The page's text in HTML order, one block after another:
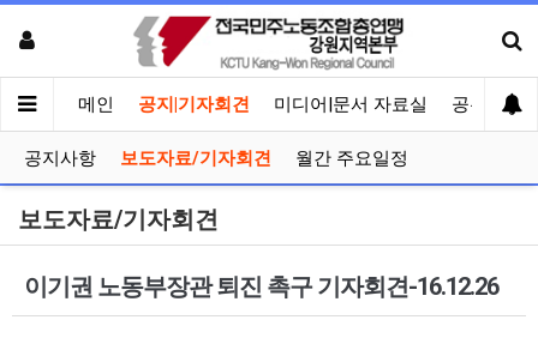
메인 공지|기자회견 미디어|문서 자료실 공유게시
공지사항 보도자료/기자회견 월간 주요일정
보도자료/기자회견
이기권 노동부장관 퇴진 촉구 기자회견-16.12.26